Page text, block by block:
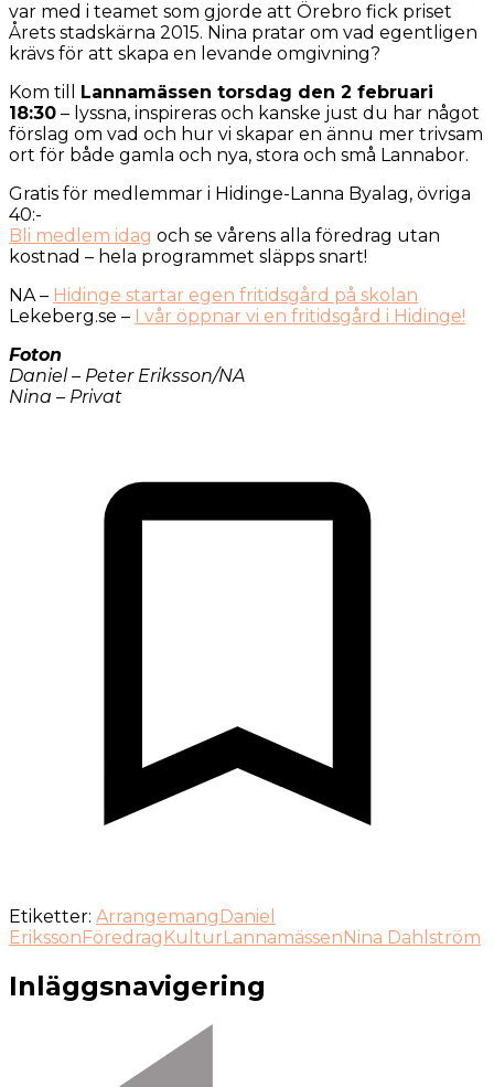
var med i teamet som gjorde att Örebro fick priset
Årets stadskärna 2015. Nina pratar om vad egentligen
krävs för att skapa en levande omgivning?
Kom till Lannamässen torsdag den 2 februari
18:30 – lyssna, inspireras och kanske just du har något
förslag om vad och hur vi skapar en ännu mer trivsam
ort för både gamla och nya, stora och små Lannabor.
Gratis för medlemmar i Hidinge-Lanna Byalag, övriga
40:-
Bli medlem idag och se vårens alla föredrag utan
kostnad – hela programmet släpps snart!
NA – Hidinge startar egen fritidsgård på skolan
Lekeberg.se – I vår öppnar vi en fritidsgård i Hidinge!
Foton
Daniel – Peter Eriksson/NA
Nina – Privat
Etiketter: ArrangemangDaniel
ErikssonFöredragKulturLannamässenNina Dahlström
Inläggsnavigering